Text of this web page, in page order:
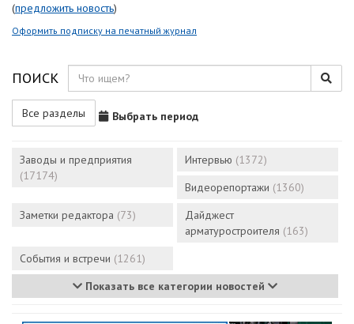
(предложить новость)
Оформить подписку на печатный журнал
ПОИСК
Все разделы Выбрать период
Заводы и предприятия
(17174)
Интервью (1372)
Видеорепортажи (1360)
Заметки редактора (73)
Дайджест
арматуростроителя (163)
События и встречи (1261)
Показать все категории новостей